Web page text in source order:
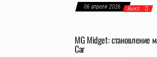
06 апреля 2026 Выкл.
MG Midget: становление
Car